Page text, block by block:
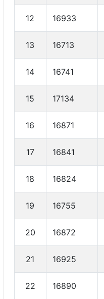
12 16933
13 16713
14 16741
15 17134
16 16871
17 16841
18 16824
19 16755
20 16872
21 16925
22 16890